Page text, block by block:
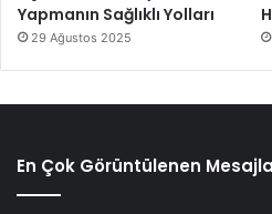
Yapmanın Sağlıklı Yolları
29 Ağustos 2025
En Çok Görüntülenen